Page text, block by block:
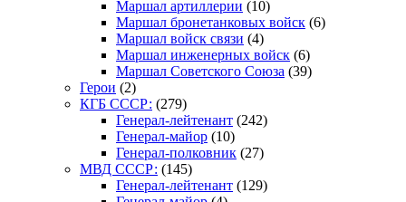
Маршал артиллерии (10)
Маршал бронетанковых войск (6)
Маршал войск связи (4)
Маршал инженерных войск (6)
Маршал Советского Союза (39)
Герои (2)
КГБ СССР: (279)
Генерал-лейтенант (242)
Генерал-майор (10)
Генерал-полковник (27)
МВД СССР: (145)
Генерал-лейтенант (129)